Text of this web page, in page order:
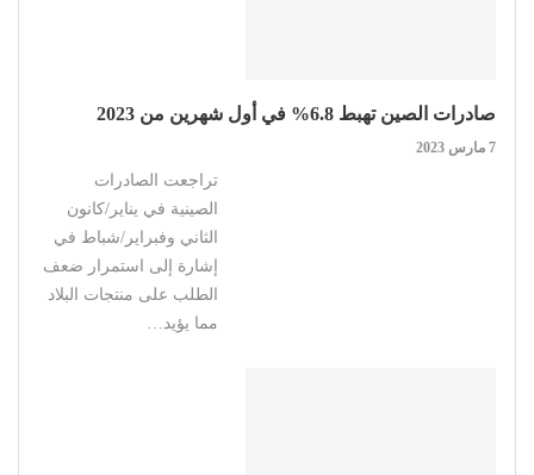
صادرات الصين تهبط 6.8% في أول شهرين من 2023
7 مارس 2023
تراجعت الصادرات
الصينية في يناير/كانون
الثاني وفبراير/شباط في
إشارة إلى استمرار ضعف
الطلب على منتجات البلاد
مما يؤيد…